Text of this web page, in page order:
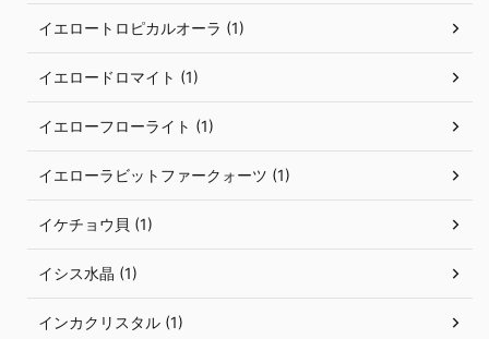
イエロートロピカルオーラ (1)
イエロードロマイト (1)
イエローフローライト (1)
イエローラビットファークォーツ (1)
イケチョウ貝 (1)
イシス水晶 (1)
インカクリスタル (1)